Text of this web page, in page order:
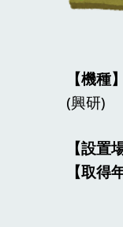
【機種】
(興研)
【設置
【取得